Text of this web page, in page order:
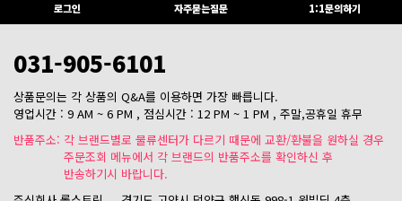
로그인 자주묻는질문 1:1문의하기
031-905-6101
상품문의는 각 상품의 Q&A를 이용하면 가장 빠릅니다.
영업시간 : 9 AM ~ 6 PM , 점심시간 : 12 PM ~ 1 PM , 주말,공휴일 휴무
반품주소: 각 브랜드별로 물류센터가 다르기 때문에 교환/환불을 원하실 경우
주문조회 메뉴에서 각 브랜드의 반품주소를 확인하신 후
반송하기시 바랍니다.